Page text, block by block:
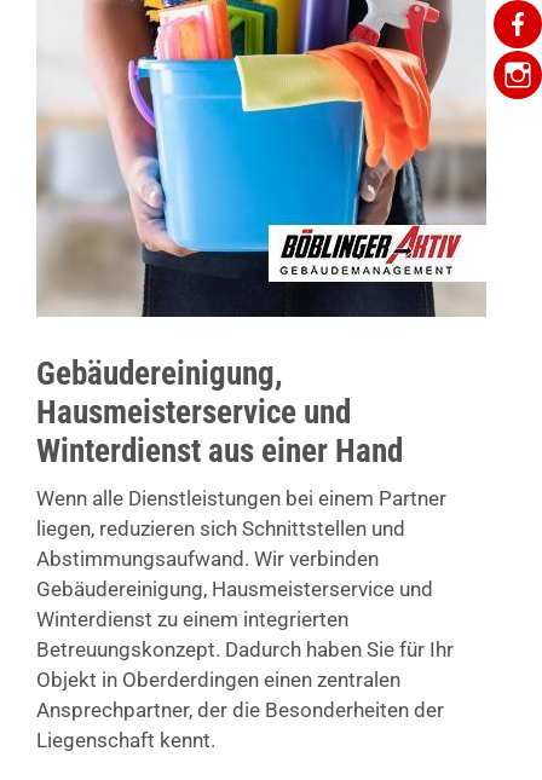
Gebäudereinigung,
Hausmeisterservice und
Winterdienst aus einer Hand
Wenn alle Dienstleistungen bei einem Partner
liegen, reduzieren sich Schnittstellen und
Abstimmungsaufwand. Wir verbinden
Gebäudereinigung, Hausmeisterservice und
Winterdienst zu einem integrierten
Betreuungskonzept. Dadurch haben Sie für Ihr
Objekt in Oberderdingen einen zentralen
Ansprechpartner, der die Besonderheiten der
Liegenschaft kennt.